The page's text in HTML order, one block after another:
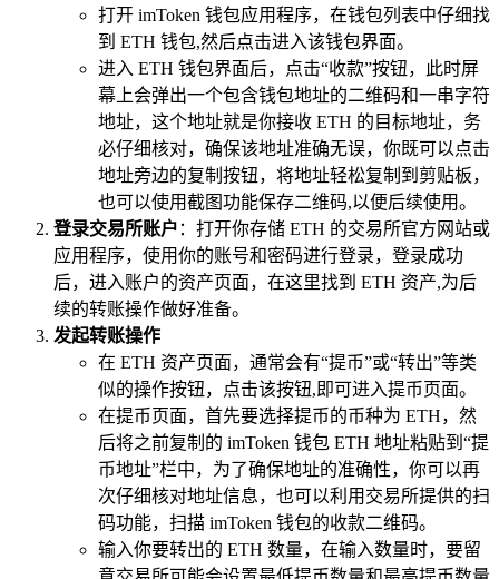
打开 imToken 钱包应用程序，在钱包列表中仔细找
到 ETH 钱包,然后点击进入该钱包界面。
进入 ETH 钱包界面后，点击“收款”按钮，此时屏
幕上会弹出一个包含钱包地址的二维码和一串字符
地址，这个地址就是你接收 ETH 的目标地址，务
必仔细核对，确保该地址准确无误，你既可以点击
地址旁边的复制按钮，将地址轻松复制到剪贴板，
也可以使用截图功能保存二维码,以便后续使用。
登录交易所账户 ：打开你存储 ETH 的交易所官方网站或
应用程序，使用你的账号和密码进行登录，登录成功
后，进入账户的资产页面，在这里找到 ETH 资产,为后
续的转账操作做好准备。
发起转账操作
在 ETH 资产页面，通常会有“提币”或“转出”等类
似的操作按钮，点击该按钮,即可进入提币页面。
在提币页面，首先要选择提币的币种为 ETH，然
后将之前复制的 imToken 钱包 ETH 地址粘贴到“提
币地址”栏中，为了确保地址的准确性，你可以再
次仔细核对地址信息，也可以利用交易所提供的扫
码功能，扫描 imToken 钱包的收款二维码。
输入你要转出的 ETH 数量，在输入数量时，要留